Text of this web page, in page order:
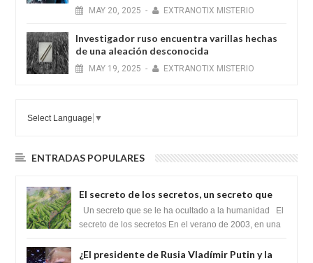
MAY 20, 2025 - EXTRANOTIX MISTERIO
Investigador ruso encuentra varillas hechas
de una aleación desconocida
MAY 19, 2025 - EXTRANOTIX MISTERIO
Select Language ▼
ENTRADAS POPULARES
El secreto de los secretos, un secreto que
cambiaría por completo el destino de la
humanidad
Un secreto que se le ha ocultado a la humanidad El
secreto de los secretos En el verano de 2003, en una
¿El presidente de Rusia Vladímir Putin y la